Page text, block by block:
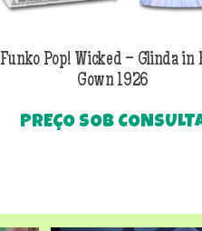
Funko Pop! Wicked – Glinda in
Gown 1926
PREÇO SOB